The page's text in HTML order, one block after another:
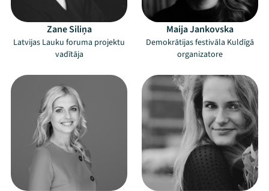
Zane Siliņa
Latvijas Lauku foruma projektu
vadītāja
Maija Jankovska
Demokrātijas festivāla Kuldīgā
organizatore